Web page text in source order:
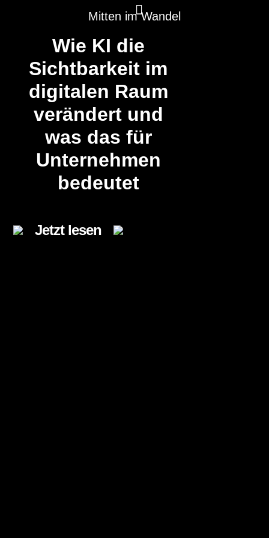
Mitten imWandel
Wie KI die
Sichtbarkeit im
digitalen Raum
verändert und
was das für
Unternehmen
bedeutet
Jetzt lesen